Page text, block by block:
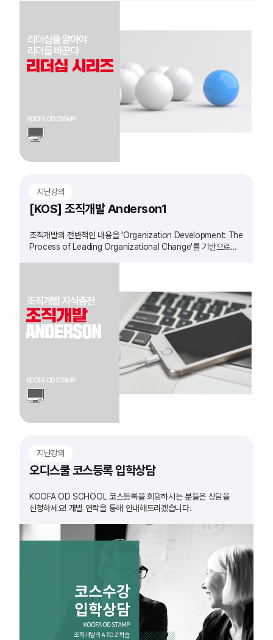
지난강의
[KOS] 조직개발 Anderson1
조직개발의 전반적인 내용을 'Organization Development: The
Process of Leading Organizational Change'를 기반으로
지난강의
오디스쿨 코스등록 입학상담
KOOFA OD SCHOOL 코스등록을 희망하시는 분들은 상담을
신청하세요! 개별 연락을 통해 안내해드리겠습니다.